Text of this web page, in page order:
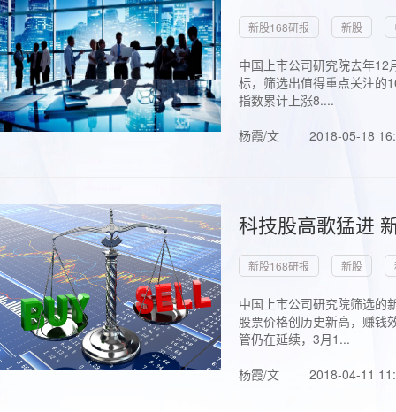
新股168研报 新股
中国上市公司研究院去年
标，筛选出值得重点关注的
指数累计上涨8....
杨霞/文
2018-05-18
科技股高歌猛进
新股168研报 新股
中国上市公司研究院筛选的
股票价格创历史新高，赚钱
管仍在延续，3月1...
杨霞/文
2018-04-11